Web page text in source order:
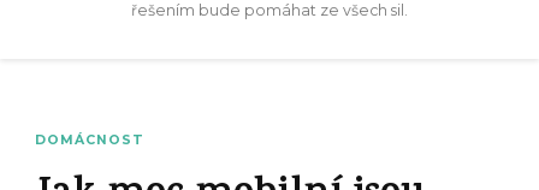
řešením bude pomáhat ze všech sil.
DOMÁCNOST